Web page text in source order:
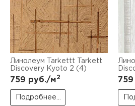
Линолеум Tarkettt Tarkett
Discovery Kyoto 2 (4)
759 руб./м2
Подробнее...
759